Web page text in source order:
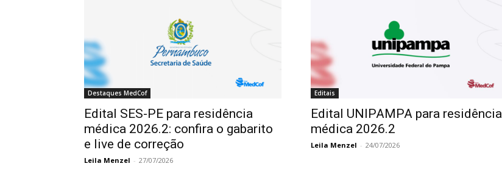
Destaques MedCof
Edital SES-PE para residência
médica 2026.2: confira o gabarito
e live de correção
Leila Menzel - 27/07/2026
Editais
Edital UNIPAMPA para residência
médica 2026.2
Leila Menzel - 24/07/2026